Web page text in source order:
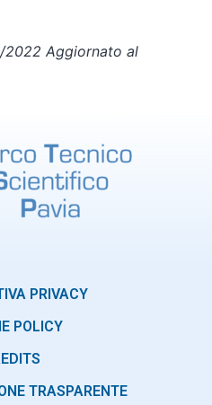
2022 Aggiornato al
PRIVACY
POLICY
TRASPARENTE